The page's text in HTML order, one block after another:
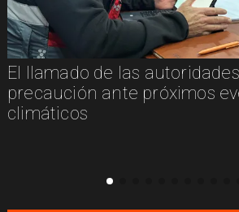
El llamado de las
precaución ante próximos
climáticos